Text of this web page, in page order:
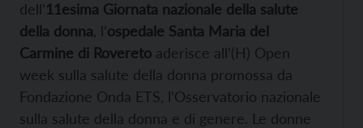
dell’11esima Giornata nazionale della salute
della donna , l’ospedale Santa Maria del
Carmine di Rovereto aderisce all’(H) Open
week sulla salute della donna promossa da
Fondazione Onda ETS, l’Osservatorio nazionale
sulla salute della donna e di genere. Le donne